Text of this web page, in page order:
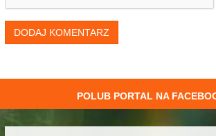
DODAJ KOMENTARZ
POLUB PORTAL NA